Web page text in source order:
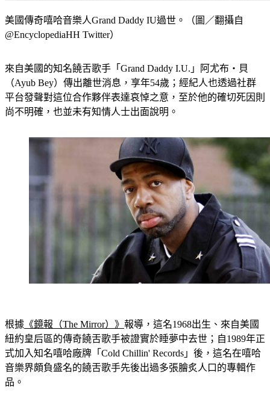
@EncyclopediaHH Twitter）
（Ayub Bey）傳出離世消息，享年54歲；經紀人也透過社群
平台發聲對這位合作夥伴表達哀悼之意，至於他的確切死因則
尚不明確，也並未有知情人士出面說明。
紐約皇后區的傳奇饒舌歌手被證實於睡夢中去世；自1989年正
式加入知名嘻哈廠牌「Cold Chillin' Records」後，這名在嘻哈
音樂界頗負盛名的饒舌歌手先後出過多張膾炙人口的專輯作
品。